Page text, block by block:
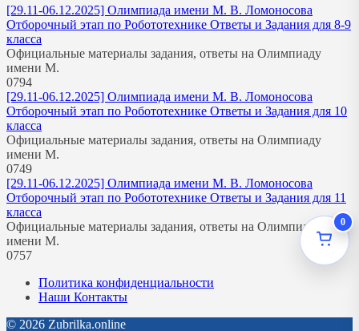
[29.11-06.12.2025] Олимпиада имени М. В. Ломоносова
Отборочный этап по Робототехнике Ответы и Задания для 8-9
класса
Официальные материалы задания, ответы на Олимпиаду
имени М.
0794
[29.11-06.12.2025] Олимпиада имени М. В. Ломоносова
Отборочный этап по Робототехнике Ответы и Задания для 10
класса
Официальные материалы задания, ответы на Олимпиаду
имени М.
0749
[29.11-06.12.2025] Олимпиада имени М. В. Ломоносова
Отборочный этап по Робототехнике Ответы и Задания для 11
класса
Официальные материалы задания, ответы на Олимпиаду
имени М.
0757
Политика конфиденциальности
Наши Контакты
© 2026 Zubrilka.online
0